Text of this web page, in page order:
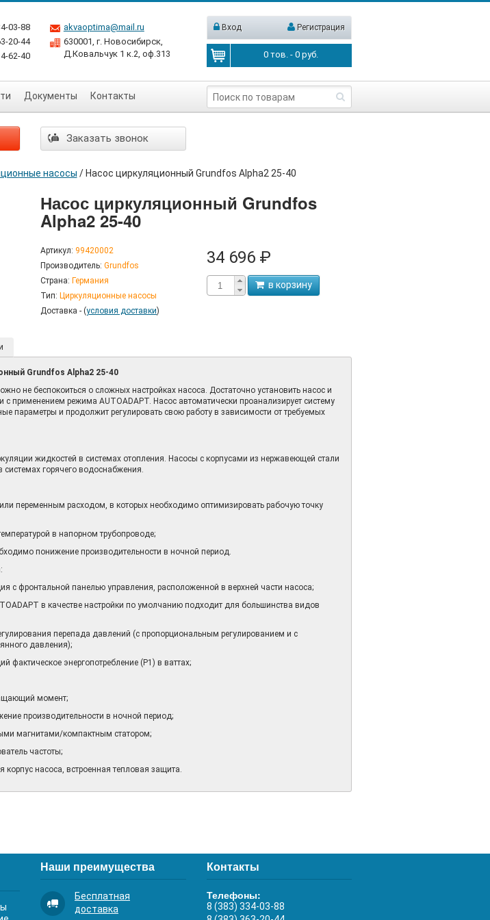
03-88
20-44
62-40
akvaoptima@mail.ru
630001, г. Новосибирск,
Д.Ковальчук 1 к.2, оф.313
Вход Регистрация
0 тов. -0 руб.
Документы Контакты
Заказать звонок
насосы / Насос циркуляционный Grundfos Alpha2 25-40
Насос циркуляционный Grundfos
Alpha2 25-40
Артикул: 99420002
Производитель: Grundfos
Страна: Германия
Тип: Циркуляционные насосы
Доставка - (условия доставки)
34 696 ₽
в корзину
Grundfos Alpha2 25-40
не беспокоиться о сложных настройках насоса. Достаточно установить насос и
с применением режима AUTOADAPT. Насос автоматически проанализирует систему
параметры и продолжит регулировать свою работу в зависимости от требуемых
жидкостей в системах отопления. Насосы с корпусами из нержавеющей стали
системах горячего водоснабжения.
переменным расходом, в которых необходимо оптимизировать рабочую точку
в напорном трубопроводе;
понижение производительности в ночной период.
с фронтальной панелью управления, расположенной в верхней части насоса;
в качестве настройки по умолчанию подходит для большинства видов
перепада давлений (с пропорциональным регулированием и с
давления);
фактическое энергопотребление (P1) в ваттах;
момент;
производительности в ночной период;
магнитами/компактным статором;
частоты;
насоса, встроенная тепловая защита.
Наши преимущества
Бесплатная
доставка
Контакты
Телефоны:
8 (383) 334-03-88